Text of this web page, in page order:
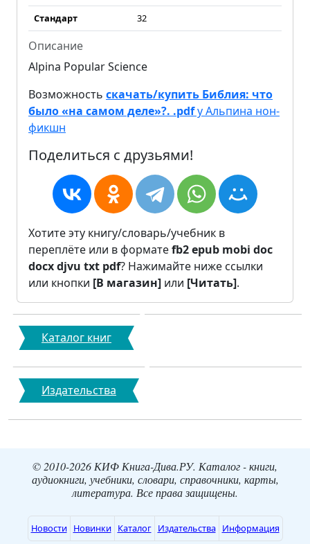
Стандарт
32
Описание
Alpina Popular Science
Возможность скачать/купить Библия: что
было «на самом деле»?. .pdfу Альпина нон-
фикшн
Поделиться с друзьями!
Хотите эту книгу/словарь/учебник в
переплёте или в форматеfb2epub mobi doc
docxdjvu txt pdf? Нажимайте ниже ссылки
или кнопки [В магазин] или [Читать].
Каталог книг
Издательства
© 2010-2026 КИФ Книга-Дива.РУ. Каталог - книги,
аудиокниги, учебники, словари, справочники, карты,
литература. Все права защищены.
Новости Новинки Каталог Издательства Информация